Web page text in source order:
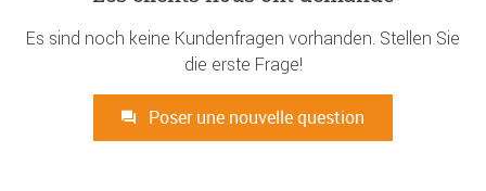
Es sind noch keine Kundenfragen vorhanden. Stellen Sie
die erste Frage!
Poser une nouvelle question